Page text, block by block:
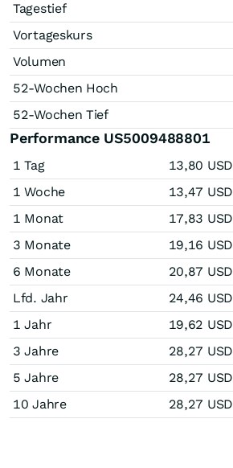
Tagestief
Vortageskurs
Volumen
52-Wochen Hoch
52-Wochen Tief
Performance US5009488801
1 Tag 13,80 USD
1 Woche
13,47 USD
1 Monat
17,83 USD
3 Monate
19,16 USD
6 Monate
20,87 USD
Lfd. Jahr
24,46 USD
1 Jahr
19,62 USD
3 Jahre
28,27 USD
5 Jahre
28,27 USD
10 Jahre
28,27 USD